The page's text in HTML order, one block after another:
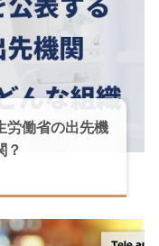
労働省の出先機
？